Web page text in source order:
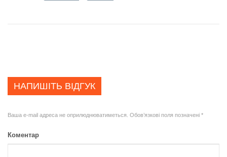
НАПИШІТЬ ВІДГУК
Ваша e-mail адреса не оприлюднюватиметься. Обов’язкові поля позначені *
Коментар